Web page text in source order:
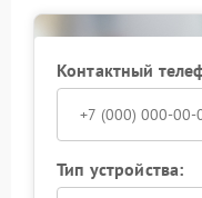
Контактный
Тип устройства: